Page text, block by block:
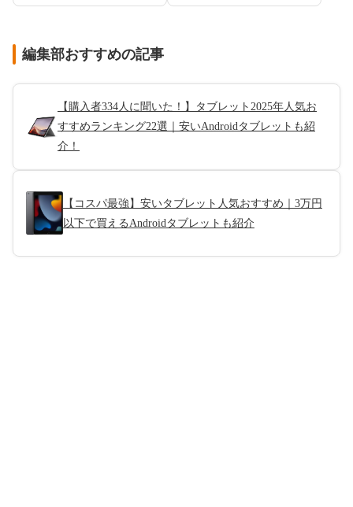
編集部おすすめの記事
【購入者334人に聞いた！】タブレット2025年人気お
すすめランキング22選｜安いAndroidタブレットも紹
介！
【コスパ最強】安いタブレット人気おすすめ｜3万円
以下で買えるAndroidタブレットも紹介